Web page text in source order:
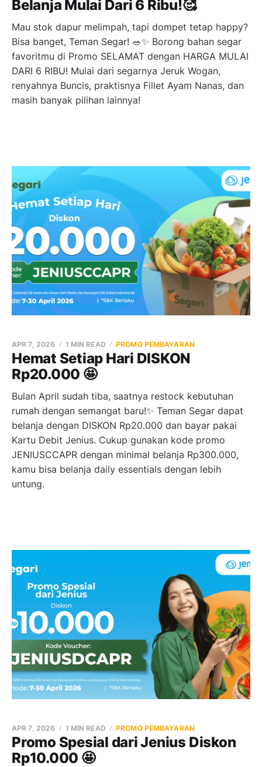
Belanja Mulai Dari 6 Ribu!🥰
Mau stok dapur melimpah, tapi dompet tetap happy?
Bisa banget, Teman Segar! 🥗✨ Borong bahan segar
favoritmu di Promo SELAMAT dengan HARGA MULAI
DARI 6 RIBU! Mulai dari segarnya Jeruk Wogan,
renyahnya Buncis, praktisnya Fillet Ayam Nanas, dan
masih banyak pilihan lainnya!
Hemat Setiap Hari DISKON
Rp20.000 🤩
APR 7, 2026 1 MIN READ PROMO PEMBAYARAN
Bulan April sudah tiba, saatnya restock kebutuhan
rumah dengan semangat baru!✨ Teman Segar dapat
belanja dengan DISKON Rp20.000 dan bayar pakai
Kartu Debit Jenius. Cukup gunakan kode promo
JENIUSCCAPR dengan minimal belanja Rp300.000,
kamu bisa belanja daily essentials dengan lebih
untung.
Promo Spesial dari Jenius Diskon
Rp10.000 🤩
APR 7, 2026 1 MIN READ PROMO PEMBAYARAN